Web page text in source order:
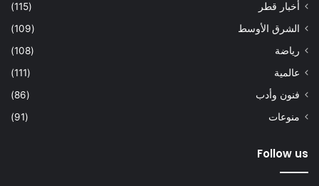
أخبار قطر
(115)
الشرق الأوسط
(109)
رياضة
(108)
عالمية
(111)
فنون وأدب
(86)
منوعات
(91)
Follow us